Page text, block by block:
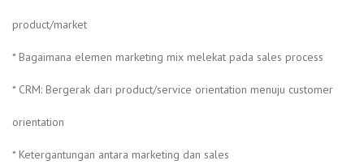
product/market
* Bagaimana elemen marketing mix melekat pada sales process
* CRM: Bergerak dari product/service orientation menuju customer
orientation
* Ketergantungan antara marketing dan sales